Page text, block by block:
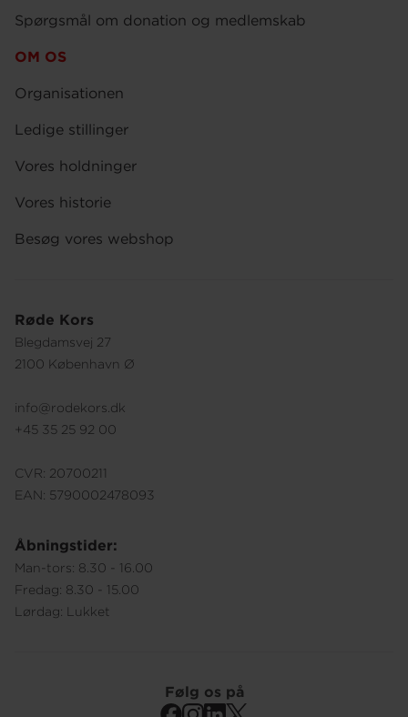
Røde Kors
Blegdamsvej 27
2100 København Ø
info@rodekors.dk
+45 35 25 92 00
CVR: 20700211
EAN: 5790002478093
Åbningstider:
Man-tors: 8.30 - 16.00
Fredag: 8.30 - 15.00
Lørdag: Lukket
Spørgsmål om donation og medlemskab
OM OS
Organisationen
Ledige stillinger
Vores holdninger
Vores historie
Besøg vores webshop
Følg os på